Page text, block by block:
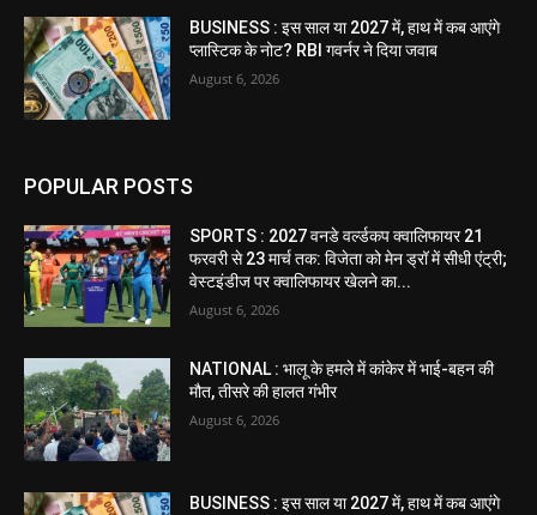
BUSINESS : इस साल या 2027 में, हाथ में कब आएंगे
प्लास्टिक के नोट? RBI गवर्नर ने दिया जवाब
August 6, 2026
POPULAR POSTS
SPORTS : 2027 वनडे वर्ल्डकप क्वालिफायर 21
फरवरी से 23 मार्च तक: विजेता को मेन ड्रॉ में सीधी एंट्री;
वेस्टइंडीज पर क्वालिफायर खेलने का...
August 6, 2026
NATIONAL : भालू के हमले में कांकेर में भाई-बहन की
मौत, तीसरे की हालत गंभीर
August 6, 2026
BUSINESS : इस साल या 2027 में, हाथ में कब आएंगे